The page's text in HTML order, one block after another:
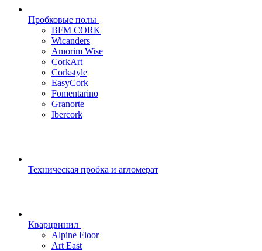
Пробковые полы
BFM CORK
Wicanders
Amorim Wise
CorkArt
Corkstyle
EasyCork
Fomentarino
Granorte
Ibercork
Техническая пробка и агломерат
Кварцвинил
Alpine Floor
Art East